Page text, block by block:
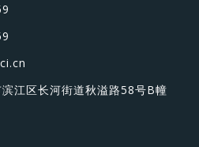
江区长河街道秋溢路58号B幢